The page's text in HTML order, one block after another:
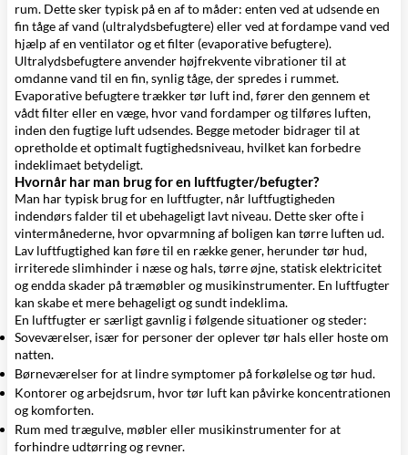
rum. Dette sker typisk på en af to måder: enten ved at udsende en
fin tåge af vand (ultralydsbefugtere) eller ved at fordampe vand ved
hjælp af en ventilator og et filter (evaporative befugtere).
Ultralydsbefugtere anvender højfrekvente vibrationer til at
omdanne vand til en fin, synlig tåge, der spredes i rummet.
Evaporative befugtere trækker tør luft ind, fører den gennem et
vådt filter eller en væge, hvor vand fordamper og tilføres luften,
inden den fugtige luft udsendes. Begge metoder bidrager til at
opretholde et optimalt fugtighedsniveau, hvilket kan forbedre
indeklimaet betydeligt.
Hvornår har man brug for en luftfugter/befugter?
Man har typisk brug for en luftfugter, når luftfugtigheden
indendørs falder til et ubehageligt lavt niveau. Dette sker ofte i
vintermånederne, hvor opvarmning af boligen kan tørre luften ud.
Lav luftfugtighed kan føre til en række gener, herunder tør hud,
irriterede slimhinder i næse og hals, tørre øjne, statisk elektricitet
og endda skader på træmøbler og musikinstrumenter. En luftfugter
kan skabe et mere behageligt og sundt indeklima.
En luftfugter er særligt gavnlig i følgende situationer og steder:
Soveværelser, især for personer der oplever tør hals eller hoste om
natten.
Børneværelser for at lindre symptomer på forkølelse og tør hud.
Kontorer og arbejdsrum, hvor tør luft kan påvirke koncentrationen
og komforten.
Rum med trægulve, møbler eller musikinstrumenter for at
forhindre udtørring og revner.